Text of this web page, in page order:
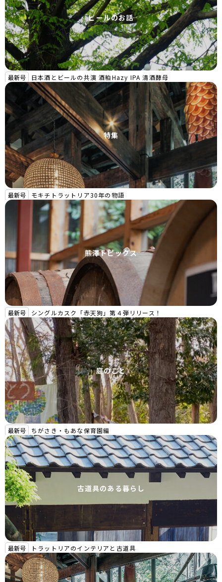
ビールのお話
最新号 日本酒とビールの共演 酒粕Hazy IPA 清酒酵母
特集
最新号 モキチトラットリア30年の物語
熊澤トピックス
最新号 シングルカスク「赤天狗」第４弾リリース！
庭のこと
最新号 ちがさき・もあな保育園編
古道具のある暮らし
最新号 トラットリアのインテリアと古道具